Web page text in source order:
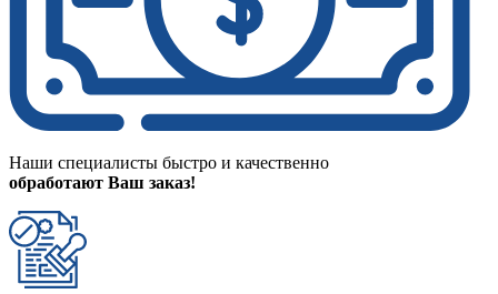
Наши специалисты быстро и качественно
обработают Ваш заказ!